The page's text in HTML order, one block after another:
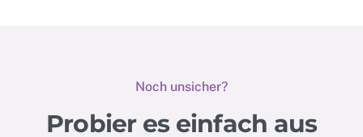
Noch unsicher?
Probier es einfach aus